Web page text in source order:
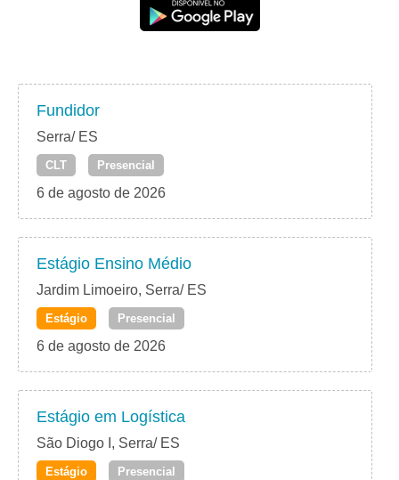
Fundidor
Serra/ ES
CLT Presencial
6 de agosto de 2026
Estágio Ensino Médio
Jardim Limoeiro, Serra/ ES
Estágio Presencial
6 de agosto de 2026
Estágio em Logística
São Diogo I, Serra/ ES
Estágio Presencial